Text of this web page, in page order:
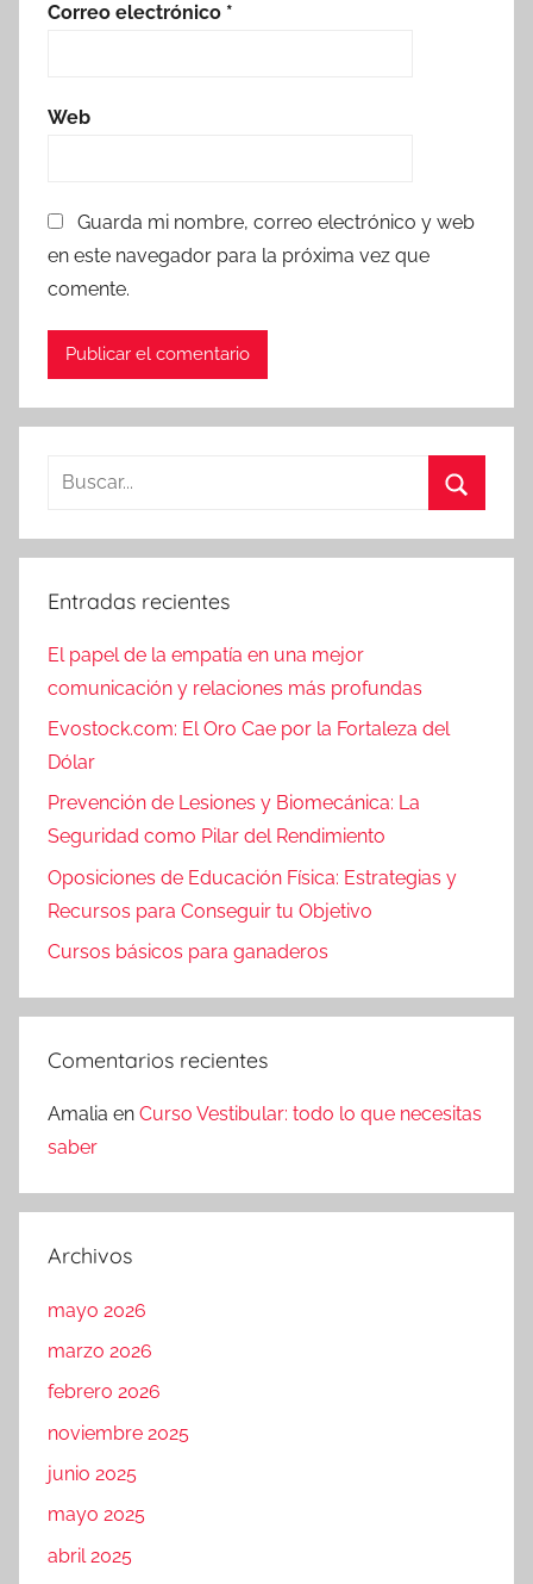
Correo electrónico *
Web
Guarda mi nombre, correo electrónico y web
en este navegador para la próxima vez que
comente.
Entradas recientes
El papel de la empatía en una mejor
comunicación y relaciones más profundas
Evostock.com: El Oro Cae por la Fortaleza del
Dólar
Prevención de Lesiones y Biomecánica: La
Seguridad como Pilar del Rendimiento
Oposiciones de Educación Física: Estrategias y
Recursos para Conseguir tu Objetivo
Cursos básicos para ganaderos
Comentarios recientes
Amalia en Curso Vestibular: todo lo que necesitas
saber
Archivos
mayo 2026
marzo 2026
febrero 2026
noviembre 2025
junio 2025
mayo 2025
abril 2025